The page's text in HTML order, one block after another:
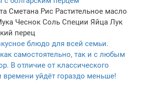
Сметана Рис Растительное масло
Чеснок Соль Специи Яйца Лук
перец
блюдо для всей семьи.
самостоятельно, так и с любым
В отличие от классического
времени уйдёт гораздо меньше!